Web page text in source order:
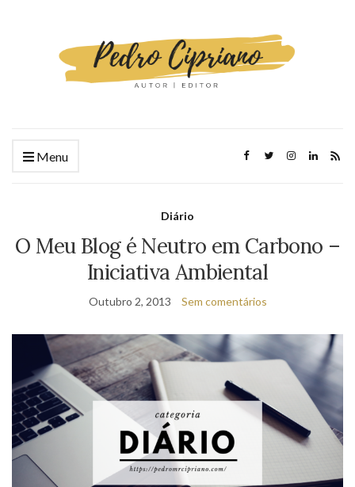
Menu
Diário
O Meu Blog é Neutro em Carbono –
Iniciativa Ambiental
Outubro 2, 2013 Sem comentários